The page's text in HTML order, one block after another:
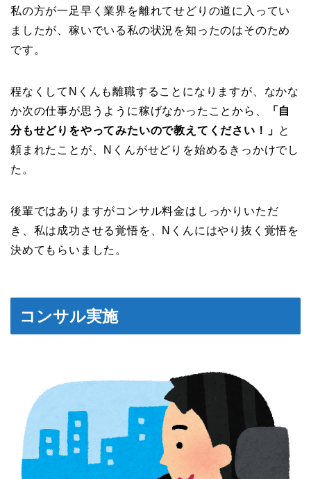
私の方が一足早く業界を離れてせどりの道に入ってい
ましたが、稼いでいる私の状況を知ったのはそのため
です。
程なくしてNくんも離職することになりますが、なかな
か次の仕事が思うように稼げなかったことから、
「自
分もせどりをやってみたいので教えてください！」 と
頼まれたことが、Nくんがせどりを始めるきっかけでし
た。
後輩ではありますがコンサル料金はしっかりいただ
き、私は成功させる覚悟を、Nくんにはやり抜く覚悟を
決めてもらいました。
コンサル実施